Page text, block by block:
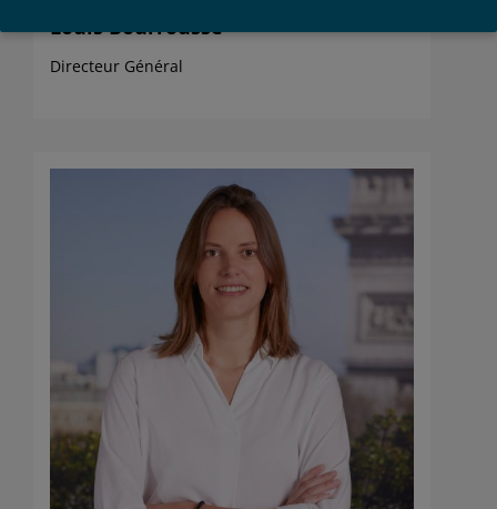
Louis Bourrousse
Directeur Général
de SCOR Investment Partners SE.
Par l’utilisation de ce site internet, je reconnais être un
n’accède ni au site, ni à aucune page de celui-ci.